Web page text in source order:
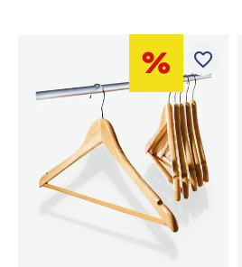
favorite_border